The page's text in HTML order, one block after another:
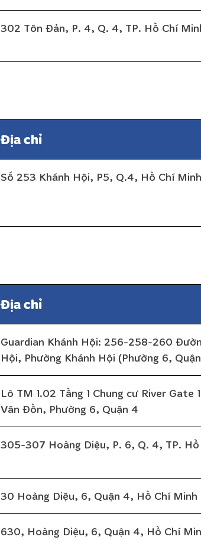
302 Tôn Đản, P. 4, Q. 4, TP. Hồ Chí
Địa chỉ
Số 253 Khánh Hội, P5, Q.4, Hồ Chí Minh
Địa chỉ
Guardian Khánh Hội: 256-258-260
Hội, Phường Khánh Hội (Phường 6,
Lô TM 1.02 Tầng 1 Chung cư River Gate
Vân Đồn, Phường 6, Quận 4
305-307 Hoàng Diệu, P. 6, Q. 4, TP.
30 Hoàng Diệu, 6, Quận 4, Hồ Chí Minh
630, Hoàng Diệu, 6, Quận 4, Hồ Chí